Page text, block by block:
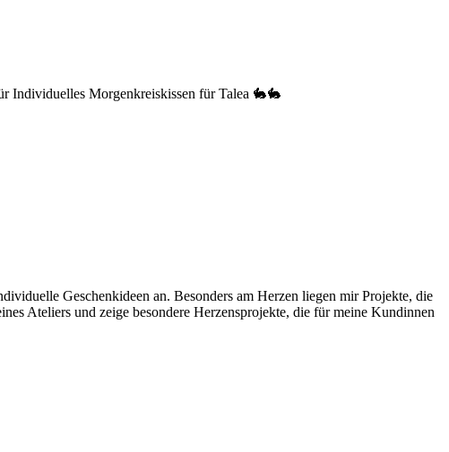
Individuelles Morgenkreiskissen für Talea 🐇🐇
Geschenkideen an. Besonders am Herzen liegen mir Projekte, die
Ateliers und zeige besondere Herzensprojekte, die für meine Kundinnen